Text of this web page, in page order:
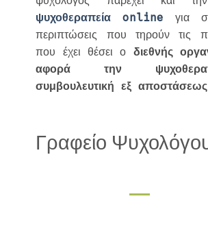
ψυχοθεραπεία online για
περιπτώσεις που τηρούν τις
που έχει θέσει ο διεθνής
αφορά την
συμβουλευτική εξ
Γραφείο